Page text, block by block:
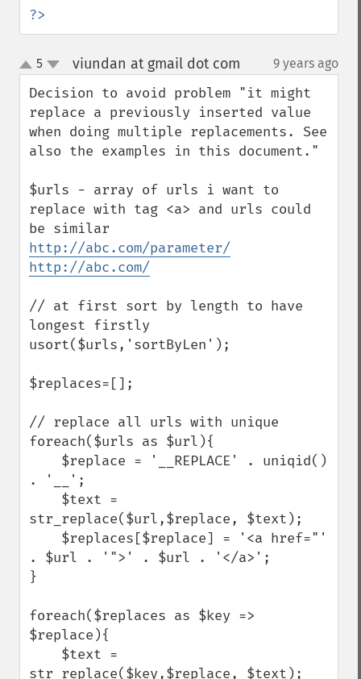
?>
up
down
5 viundan at gmail dot com 9 years ago
Decision to avoid problem "it might
replace a previously inserted value
when doing multiple replacements. See
also the examples in this document."
$urls - array of urls i want to
replace with tag <a> and urls could
http://abc.com/parameter/
http://abc.com/
// at first sort by length to have
longest firstly
usort($urls,'sortByLen');
$replaces=[];
// replace all urls with unique
foreach($urls as $url){
. '__';
str_replace($url,$replace, $text);
. $url . '">' . $url . '</a>';
}
foreach($replaces as $key =>
$replace){
str_replace($key,$replace, $text);